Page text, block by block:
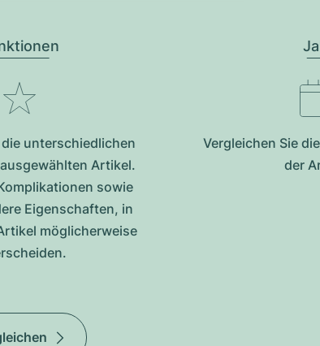
unterschiedlichen
Artikel.
sowie
Eigenschaften, in
möglicherweise
Vergleichen Sie
der